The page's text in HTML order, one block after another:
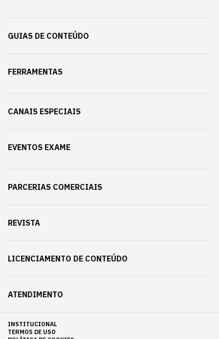
GUIAS DE CONTEÚDO
FERRAMENTAS
CANAIS ESPECIAIS
EVENTOS EXAME
PARCERIAS COMERCIAIS
REVISTA
LICENCIAMENTO DE CONTEÚDO
ATENDIMENTO
INSTITUCIONAL
TERMOS DE USO